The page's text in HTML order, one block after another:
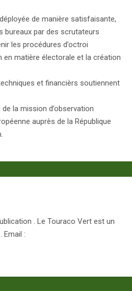
de manière satisfaisante,
bureaux par des scrutateurs
les procédures d’octroi
en matière électorale et la création
et financièrs soutiennent
la mission d’observation
auprès de la République
. Le Touraco Vert est un
Email :